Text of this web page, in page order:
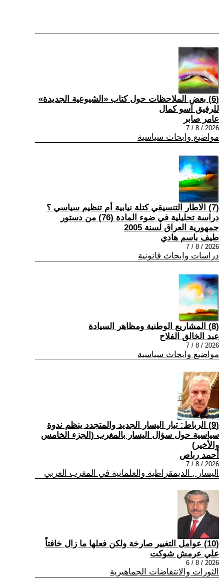
(6) بعض الملاحظات حول كتاب «الشيوعية الجديدة»
للرفيق آسو كمال
عامر صابر
2026 / 8 / 7
مواضيع وابحاث سياسية
(7) الاطار التنسيقي كتلة نيابية أم تنظيم سياسي ؟
دراسة تحليلية في ضوء المادة (76) من دستور
جمهورية العراق لسنة 2005
طيف باسم هادي
2026 / 8 / 7
دراسات وابحاث قانونية
(8) المشاريع الوطنية ومظاهر السيادة
عبد الخالق الفلاح
2026 / 8 / 7
مواضيع وابحاث سياسية
(9) الرباط: تيار اليسار الجديد والمتجدد ينظم ندوة
سياسية حول سؤال اليسار بالمغرب (الجزء الخامس
والأخير)
أحمد رباص
2026 / 8 / 7
اليسار , الديمقراطية والعلمانية في المغرب العربي
(10) عوامل التغيير صارخة ولكن فعلها ما زال خافتاً
علي عرمش شوكت
2026 / 8 / 6
الثورات والانتفاضات الجماهيرية